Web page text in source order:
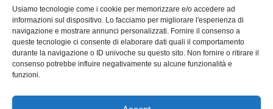
Usiamo tecnologie come i cookie per memorizzare e/o accedere ad
informazioni sul dispositivo. Lo facciamo per migliorare l'esperienza di
navigazione e mostrare annunci personalizzati. Fornire il consenso a
queste tecnologie ci consente di elaborare dati quali il comportamento
durante la navigazione o ID univoche su questo sito. Non fornire o ritirare il
consenso potrebbe influire negativamente su alcune funzionalità e
funzioni.